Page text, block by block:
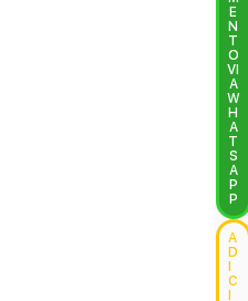
E
N
T
O
VI
A
W
H
A
T
S
A
P
P
A
D
C